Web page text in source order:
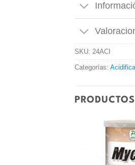
SKU: 24ACI
Categorías: